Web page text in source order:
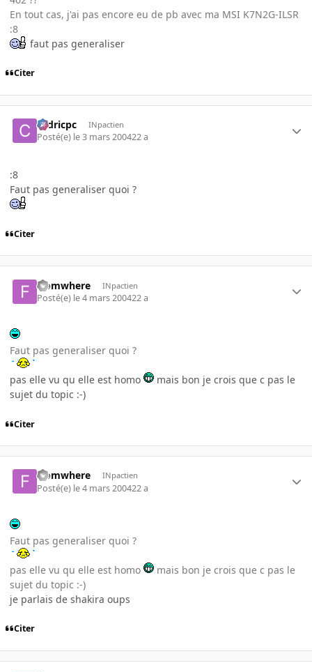
En tout cas, j'ai pas encore eu de pb avec ma MSI K7N2G-ILSR
:8
faut pas generaliser
Citer
cedricpc INpactien
Posté(e) le 3 mars 200422 a
:8
Faut pas generaliser quoi ?
Citer
fromwhere INpactien
Posté(e) le 4 mars 200422 a
Faut pas generaliser quoi ?
pas elle vu qu elle est homo
mais bon je crois que c pas le
sujet du topic :-)
Citer
fromwhere INpactien
Posté(e) le 4 mars 200422 a
Faut pas generaliser quoi ?
pas elle vu qu elle est homo
mais bon je crois que c pas le
sujet du topic :-)
je parlais de shakira oups
Citer